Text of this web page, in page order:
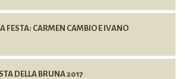
FESTA: CARMEN CAMBIO E IVANO
DELLA BRUNA 2017